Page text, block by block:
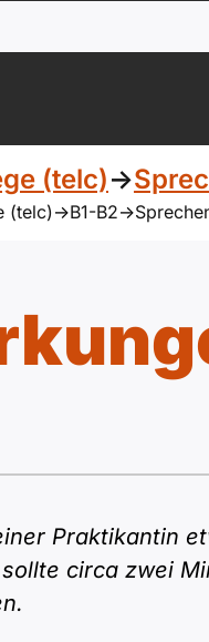
(telc)->
(telc)->B1-B2->
Praktikantin
circa zwei